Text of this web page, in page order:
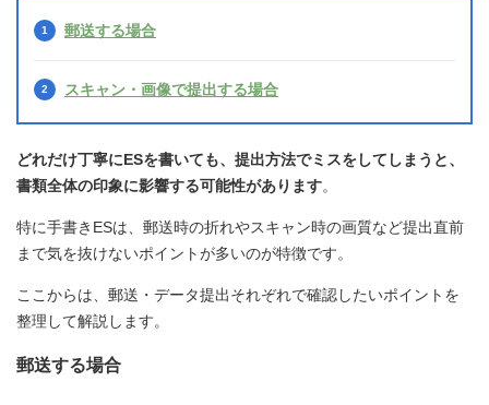
郵送する場合
スキャン・画像で提出する場合
どれだけ丁寧にESを書いても、提出方法でミスをしてしまうと、
書類全体の印象に影響する可能性があります。
特に手書きESは、郵送時の折れやスキャン時の画質など提出直前
まで気を抜けないポイントが多いのが特徴です。
ここからは、郵送・データ提出それぞれで確認したいポイントを
整理して解説します。
郵送する場合